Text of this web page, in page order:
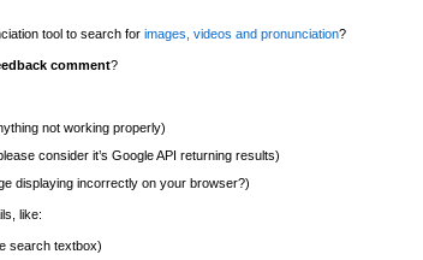
tool to search for images, videos and pronunciation?
comment?
not working properly)
consider it’s Google API returning results)
displaying incorrectly on your browser?)
like:
search textbox)